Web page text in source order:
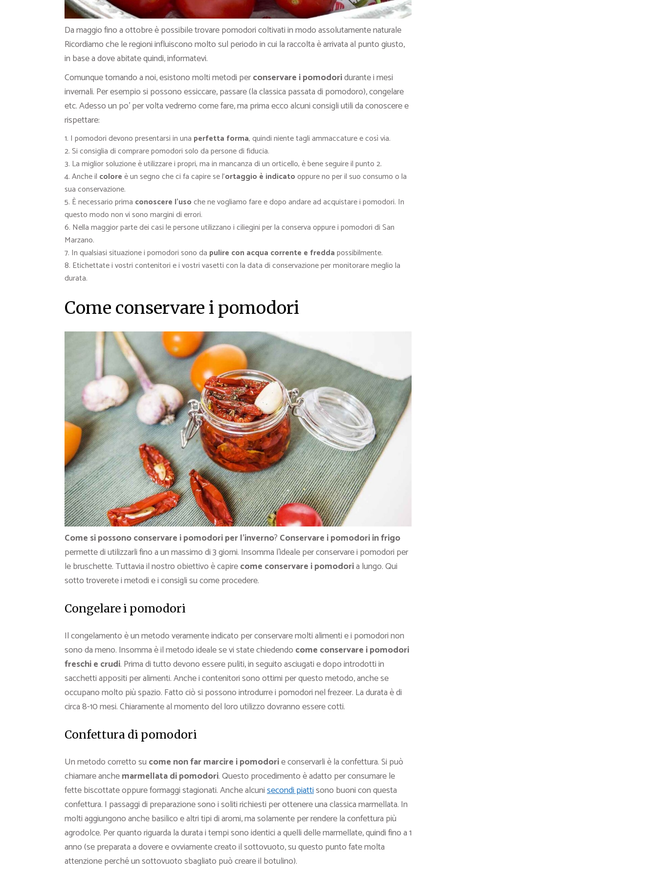
Da maggio fino a ottobre è possibile trovare pomodori coltivati in modo assolutamente naturale
Ricordiamo che le regioni influiscono molto sul periodo in cui la raccolta è arrivata al punto giusto,
in base a dove abitate quindi, informatevi.
Comunque tornando a noi, esistono molti metodi perconservare i pomodoridurante i mesi
invernali. Per esempio si possono essiccare, passare (la classica passata di pomodoro), congelare
etc. Adesso un po’ per volta vedremo come fare, ma prima ecco alcuni consigli utili da conoscere e
rispettare:
I pomodori devono presentarsi in una perfetta forma, quindi niente tagli ammaccature e così via.
Si consiglia di comprare pomodori solo da persone di fiducia.
La miglior soluzione è utilizzare i propri, ma in mancanza di un orticello, è bene seguire il punto 2.
Anche il coloreè un segno che ci fa capire se l’ortaggio è indicatooppure no per il suo consumo o la
sua conservazione.
È necessario prima conoscere l’usoche ne vogliamo fare e dopo andare ad acquistare i pomodori. In
questo modo non vi sono margini di errori.
Nella maggior parte dei casi le persone utilizzano i ciliegini per la conserva oppure i pomodori di San
Marzano.
In qualsiasi situazione i pomodori sono da pulire con acqua corrente e freddapossibilmente.
Etichettate i vostri contenitori e i vostri vasetti con la data di conservazione per monitorare meglio la
durata.
Come conservare i pomodori
Come si possono conservare i pomodori per l’inverno? Conservare i pomodori in frigo
permette di utilizzarli fino a un massimo di 3 giorni. Insomma l’ideale per conservare i pomodori per
le bruschette. Tuttavia il nostro obiettivo è capirecome conservare i pomodoria lungo. Qui
sotto troverete i metodi e i consigli su come procedere.
Congelare i pomodori
Il congelamento è un metodo veramente indicato per conservare molti alimenti e i pomodori non
sono da meno. Insomma è il metodo ideale se vi state chiedendo come conservare i pomodori
freschi e crudi. Prima di tutto devono essere puliti, in seguito asciugati e dopo introdotti in
sacchetti appositi per alimenti. Anche i contenitori sono ottimi per questo metodo, anche se
occupano molto più spazio. Fatto ciò si possono introdurre i pomodori nel frezeer. La durata è di
circa 8-10 mesi. Chiaramente al momento del loro utilizzo dovranno essere cotti.
Confettura di pomodori
Un metodo corretto su come non far marcire i pomodorie conservarli è la confettura. Si può
chiamare anchemarmellata di pomodori. Questo procedimento è adatto per consumare le
fette biscottate oppure formaggi stagionati. Anche alcunisecondi piattisono buoni con questa
confettura. I passaggi di preparazione sono i soliti richiesti per ottenere una classica marmellata. In
molti aggiungono anche basilico e altri tipi di aromi, ma solamente per rendere la confettura più
agrodolce. Per quanto riguarda la durata i tempi sono identici a quelli delle marmellate, quindi fino a 1
anno (se preparata a dovere e ovviamente creato il sottovuoto, su questo punto fate molta
attenzione perché un sottovuoto sbagliato può creare il botulino).